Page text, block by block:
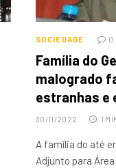
SOCIEDADE 0
Família do
malogrado
estranhas e
30/11/2022 1
A família do até
Adjunto para